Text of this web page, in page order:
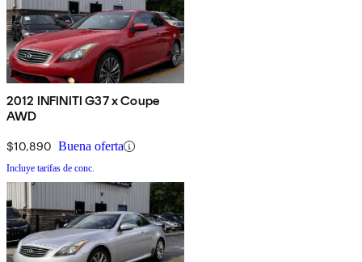
2012 INFINITI G37 x Coupe
AWD
$10,890 Buena oferta
Incluye tarifas de conc.